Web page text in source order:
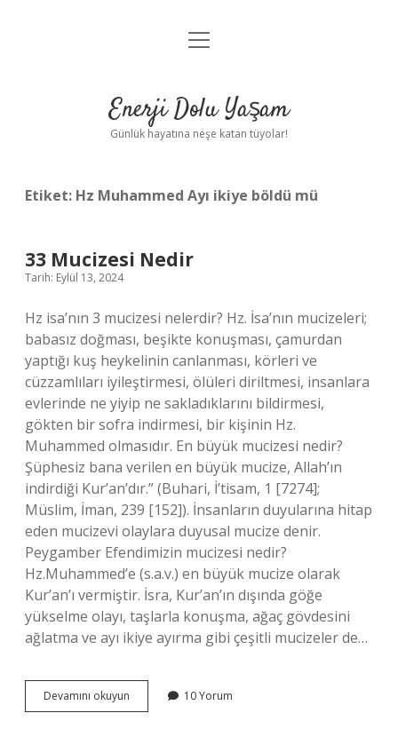
Anasayfa
Yasal Uyarı
menüyü
Enerji Dolu Yaşam
Günlük hayatına neşe katan tüyolar!
Etiket: Hz Muhammed Ayı ikiye böldü mü
33 Mucizesi Nedir
Tarih: Eylül 13, 2024
Hz isa’nın 3 mucizesi nelerdir? Hz. İsa’nın mucizeleri;
babasız doğması, beşikte konuşması, çamurdan
yaptığı kuş heykelinin canlanması, körleri ve
cüzzamlıları iyileştirmesi, ölüleri diriltmesi, insanlara
evlerinde ne yiyip ne sakladıklarını bildirmesi,
gökten bir sofra indirmesi, bir kişinin Hz.
Muhammed olmasıdır. En büyük mucizesi nedir?
Şüphesiz bana verilen en büyük mucize, Allah’ın
indirdiği Kur’an’dır.” (Buhari, İ’tisam, 1 [7274];
Müslim, İman, 239 [152]). İnsanların duyularına hitap
eden mucizevi olaylara duyusal mucize denir.
Peygamber Efendimizin mucizesi nedir?
Hz.Muhammed’e (s.a.v.) en büyük mucize olarak
Kur’an’ı vermiştir. İsra, Kur’an’ın dışında göğe
yükselme olayı, taşlarla konuşma, ağaç gövdesini
ağlatma ve ayı ikiye ayırma gibi çeşitli mucizeler de…
Devamını okuyun
Mucizesi
10 Yorum